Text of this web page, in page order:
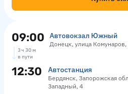
09:00 Автовокзал Южный
Донецк, улица Комунаров,
3 ч 30 м
в пути
12:30 Автостанция
Бердянск, Запорожская
Западный, 4